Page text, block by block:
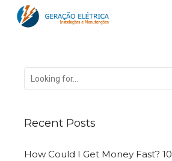
Recent Posts
How Could I Get Money Fast? 10